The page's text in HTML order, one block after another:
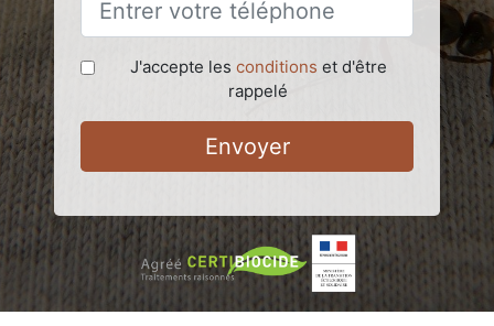
J'accepte les conditions et d'être
rappelé
Envoyer